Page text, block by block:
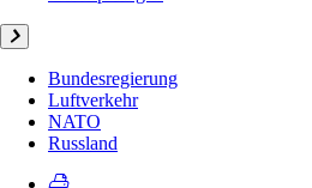
Bundesregierung
Luftverkehr
NATO
Russland